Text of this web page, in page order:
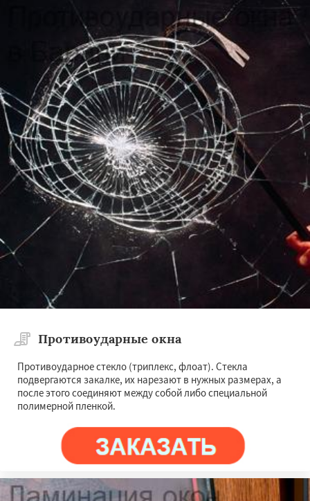
Противоударные окна
Противоударное стекло (триплекс, флоат). Стекла
подвергаются закалке, их нарезают в нужных размерах, а
после этого соединяют между собой либо специальной
полимерной пленкой.